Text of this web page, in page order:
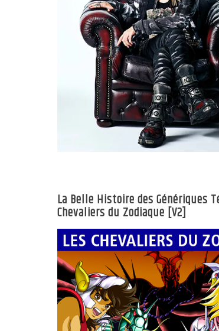
La Belle Histoire des Génériques
Chevaliers du Zodiaque [V2]